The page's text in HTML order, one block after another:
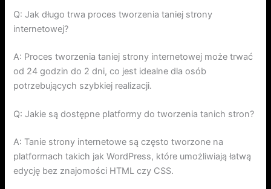
Q: Jak długo trwa proces tworzenia taniej strony
internetowej?
A: Proces tworzenia taniej strony internetowej może trwać
od 24 godzin do 2 dni, co jest idealne dla osób
potrzebujących szybkiej realizacji.
Q: Jakie są dostępne platformy do tworzenia tanich stron?
A: Tanie strony internetowe są często tworzone na
platformach takich jak WordPress, które umożliwiają łatwą
edycję bez znajomości HTML czy CSS.